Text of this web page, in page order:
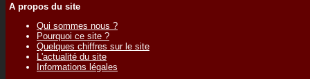
A propos du site
Qui sommes nous ?
Pourquoi ce site ?
Quelques chiffres sur le site
L'actualité du site
Informations légales